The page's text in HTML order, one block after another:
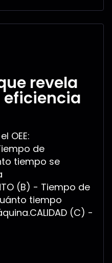
revela
eficiencia
OEE:
de
tiempo se
(B) - Tiempo de
tiempo
(C) -